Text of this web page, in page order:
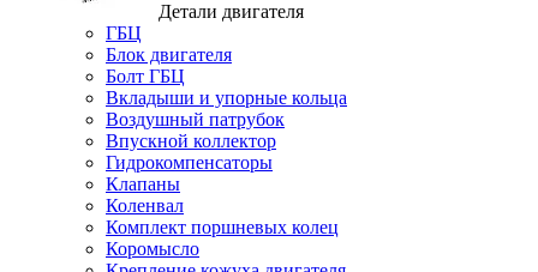
Детали двигателя
ГБЦ
Блок двигателя
Болт ГБЦ
Вкладыши и упорные кольца
Воздушный патрубок
Впускной коллектор
Гидрокомпенсаторы
Клапаны
Коленвал
Комплект поршневых колец
Коромысло